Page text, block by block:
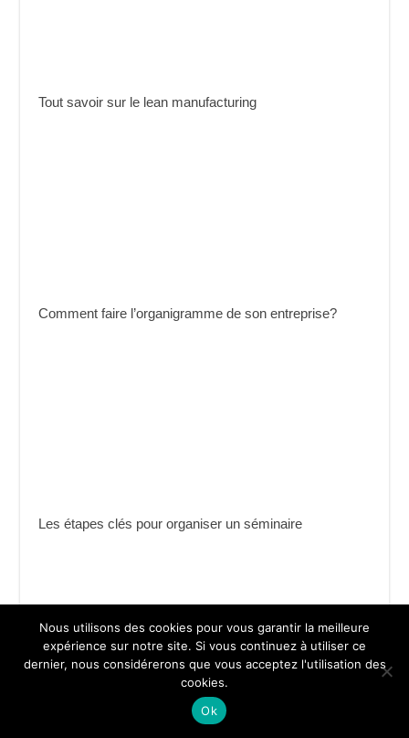
Tout savoir sur le lean manufacturing
Comment faire l’organigramme de son entreprise?
Les étapes clés pour organiser un séminaire
Nous utilisons des cookies pour vous garantir la meilleure
expérience sur notre site. Si vous continuez à utiliser ce
dernier, nous considérerons que vous acceptez l'utilisation des
cookies.
Ok